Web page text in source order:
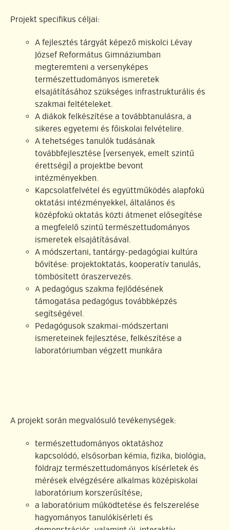
Projekt specifikus céljai:
A fejlesztés tárgyát képező miskolci Lévay
József Református Gimnáziumban
megteremteni a versenyképes
természettudományos ismeretek
elsajátításához szükséges infrastrukturális és
szakmai feltételeket.
A diákok felkészítése a továbbtanulásra, a
sikeres egyetemi és főiskolai felvételire.
A tehetséges tanulók tudásának
továbbfejlesztése (versenyek, emelt szintű
érettségi) a projektbe bevont
intézményekben.
Kapcsolatfelvétel és együttműködés alapfokú
oktatási intézményekkel, általános és
középfokú oktatás közti átmenet elősegítése
a megfelelő szintű természettudományos
ismeretek elsajátításával.
A módszertani, tantárgy-pedagógiai kultúra
bővítése: projektoktatás, kooperatív tanulás,
tömbösített óraszervezés.
A pedagógus szakma fejlődésének
támogatása pedagógus továbbképzés
segítségével.
Pedagógusok szakmai-módszertani
ismereteinek fejlesztése, felkészítése a
laboratóriumban végzett munkára
A projekt során megvalósuló tevékenységek:
természettudományos oktatáshoz
kapcsolódó, elsősorban kémia, fizika, biológia,
földrajz természettudományos kísérletek és
mérések elvégzésére alkalmas középiskolai
laboratórium korszerűsítése;
a laboratórium működtetése és felszerelése
hagyományos tanulókísérleti és